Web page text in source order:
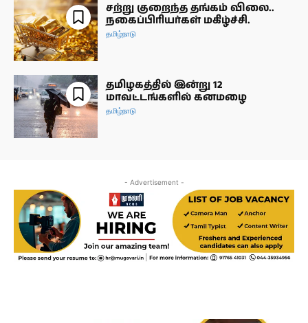
சற்று குறைந்த தங்கம் விலை..
நகைப்பிரியர்கள் மகிழ்ச்சி.
தமிழ்நாடு
தமிழகத்தில் இன்று 12
மாவட்டங்களில் கனமழை
தமிழ்நாடு
- Advertisement -